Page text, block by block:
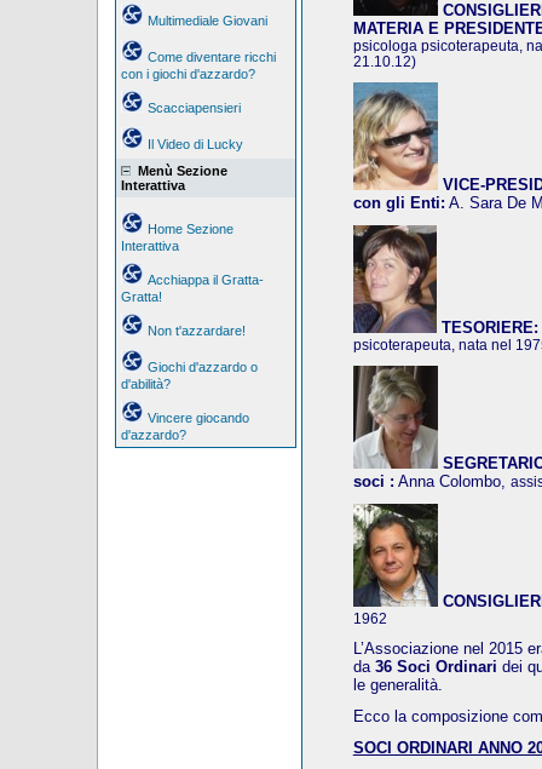
Multimediale Giovani
Come diventare ricchi
con i giochi d'azzardo?
Scacciapensieri
Il Video di Lucky
Menù Sezione
Interattiva
Home Sezione
Interattiva
Acchiappa il Gratta-
Gratta!
Non t'azzardare!
Giochi d'azzardo o
d'abilità?
Vincere giocando
d'azzardo?
MATERIA E
psicologa psicoterapeuta,
21.10.12)
VICE-
con gli Enti: A. Sara De
TESORIERE:
psicoterapeuta, nata nel
soci : Anna Colombo,
1962
L’Associazione nel 2015
da 36 Soci Ordinari dei
le generalità.
Ecco la composizione
SOCI ORDINARI ANNO